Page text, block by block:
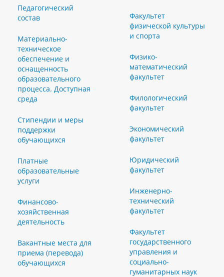
Педагогический
состав
Материально-
техническое
обеспечение и
оснащенность
образовательного
процесса. Доступная
среда
Стипендии и меры
поддержки
обучающихся
Платные
образовательные
услуги
Финансово-
хозяйственная
деятельность
Вакантные места для
приема (перевода)
обучающихся
Факультет
физической культуры
и спорта
Физико-
математический
факультет
Филологический
факультет
Экономический
факультет
Юридический
факультет
Инженерно-
технический
факультет
Факультет
государственного
управления и
социально-
гуманитарных наук